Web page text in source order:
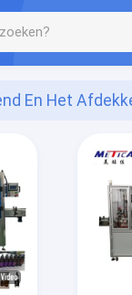
En Het